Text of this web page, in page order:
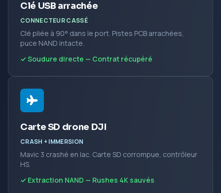
Clé USB arrachée
CONNECTEUR CASSÉ
Clé pliée à 90° dans le port. Pistes PCB arrachées,
puce NAND intacte.
✓ Soudure directe — Contrat récupéré
Carte SD drone DJI
CRASH + IMMERSION
Mavic 3 crashé en lac. Carte SD corrompue, contrôleur
HS.
✓ Extraction NAND — Rushes 4K sauvés